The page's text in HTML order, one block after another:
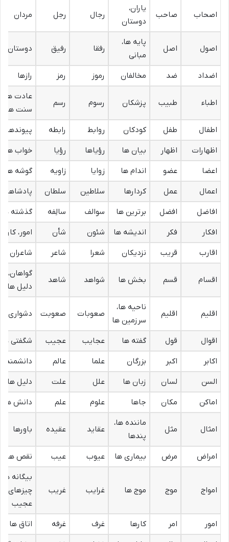
اصحاب صاحب
یاران،
دوستان
رجال رجل مردان
اصول اصل
پایه ها،
مبانی
رفقا رفیق دوستان
اضداد ضد مخالفان رموز رمز رازها
اطباء طبیب پزشکان رسوم رسم
عادت ها،
سنت ها
اطفال
طفل کودکان روابط رابطه
پیوندها
اظهارات
اظهار بیان ها رؤیاها رؤیا
خواب ها
اعضا
عضو اندام ها زوایا زاویه
گوشه ها
اعمال
عمل کردارها سلاطین سلطان
پادشاهان
افاضل
افضل برترین ها سوالف سالِفه
گذشته ها
افکار
فکر اندیشه ها شئون شأن
امور، کارها
اقارب
قریب نزدیکان شعرا شاعر شاعران
اقسام قسم بخش ها شواهد شاهد
گواهان،
دلیل ها
اقلیم اقلیم
ناحیه ها،
سرزمین ها
صعوبات صعوبت دشواری
اقوال قول گفته ها عجایب عجیب
شگفتی ها
اکابر
اکبر بزرگان علما عالم
السن
لسان زبان ها علل علت
دلیل ها
اماکن
مکان جاها علوم علم دانش ها
امثال مثل
ماننده ها،
پندها
عقاید عقیده باورها
امراض مرض بیماری ها عیوب عیب نقص ها
امواج موج موج ها غرایب غریب
بیگانه ها،
چیزهای
عجیب
امور
امر کارها غرف غرفه
اتاق ها